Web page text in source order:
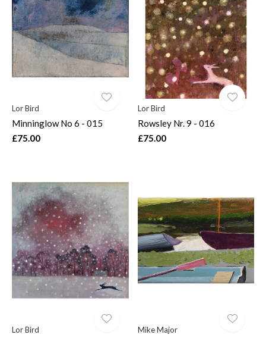
Lor Bird
Minninglow No 6 - 015
£75.00
Lor Bird
Rowsley Nr. 9 - 016
£75.00
Lor Bird Mike Major